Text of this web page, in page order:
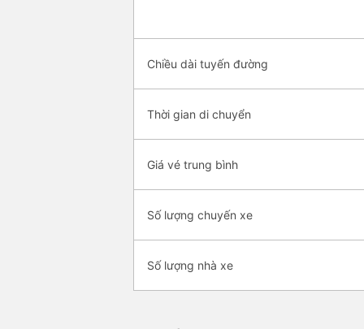
Chiều dài tuyến đường
Thời gian di chuyển
Giá vé trung bình
Số lượng chuyến xe
Số lượng nhà xe